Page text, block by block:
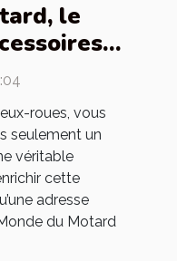
le
roues, vous
seulement un
véritable
cette
adresse
du Motard